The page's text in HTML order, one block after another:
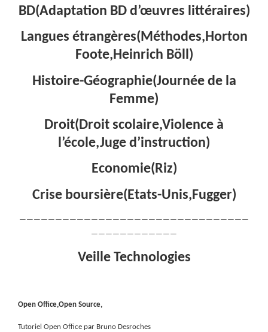
BD(Adaptation BD d’œuvres littéraires)
Langues étrangères(Méthodes,Horton
Foote,Heinrich Böll)
Histoire-Géographie(Journée de la
Femme)
Droit(Droit scolaire,Violence à
l’école,Juge d’instruction)
Economie(Riz)
Crise boursière(Etats-Unis,Fugger)
————————————————————————————————
————————————
Veille Technologies
Open Office,Open Source,
Tutoriel Open Office par Bruno Desroches